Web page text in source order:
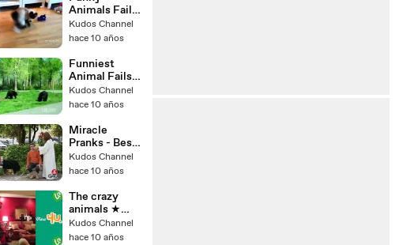
Animals Fails
2015
Kudos Channel
hace 10 años
Funniest
Animal Fails
Compilation -
- FailArmy
Kudos Channel
hace 10 años
Miracle
Pranks - Best
of Just For
Laughs Gags
Kudos Channel
hace 10 años
The crazy
animals ★
Cute Pets --
Vine
Kudos Channel
hace 10 años